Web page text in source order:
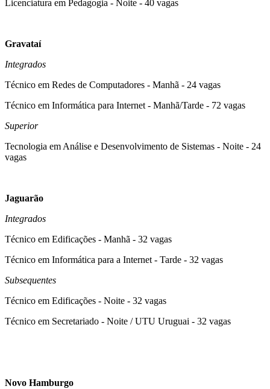
Licenciatura em Pedagogia - Noite - 40 vagas
Gravataí
Integrados
Técnico em Redes de Computadores - Manhã - 24 vagas
Técnico em Informática para Internet - Manhã/Tarde - 72 vagas
Superior
Tecnologia em Análise e Desenvolvimento de Sistemas - Noite - 24
vagas
Jaguarão
Integrados
Técnico em Edificações - Manhã - 32 vagas
Técnico em Informática para a Internet - Tarde - 32 vagas
Subsequentes
Técnico em Edificações - Noite - 32 vagas
Técnico em Secretariado - Noite / UTU Uruguai - 32 vagas
Novo Hamburgo